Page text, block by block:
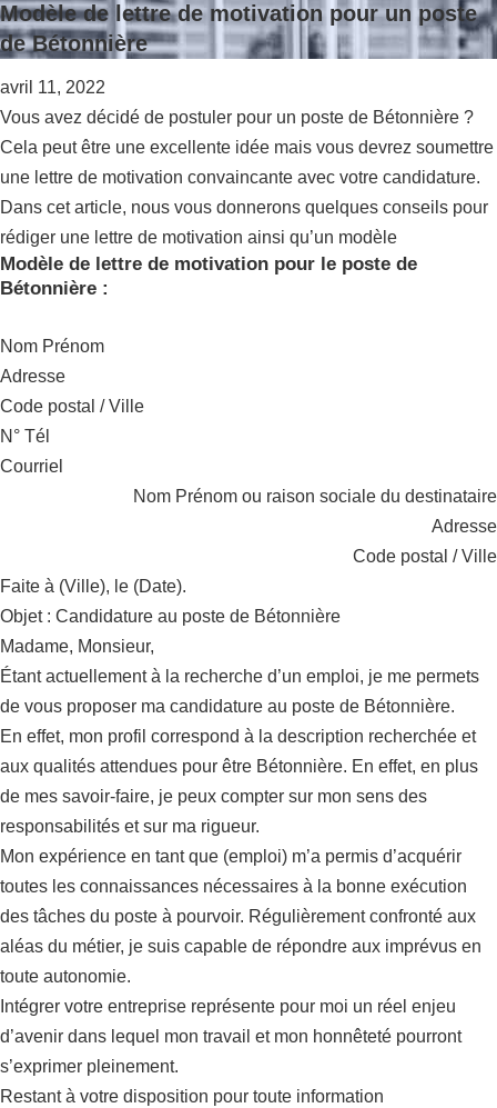
Modèle de lettre de motivation pour un poste
de Bétonnière
avril 11, 2022
Vous avez décidé de postuler pour un poste de Bétonnière ?
Cela peut être une excellente idée mais vous devrez soumettre
une lettre de motivation convaincante avec votre candidature.
Dans cet article, nous vous donnerons quelques conseils pour
rédiger une lettre de motivation ainsi qu’un modèle
Modèle de lettre de motivation pour le poste de
Bétonnière :
Nom Prénom
Adresse
Code postal / Ville
N° Tél
Courriel
Nom Prénom ou raison sociale du destinataire
Adresse
Code postal / Ville
Faite à (Ville), le (Date).
Objet : Candidature au poste de Bétonnière
Madame, Monsieur,
Étant actuellement à la recherche d’un emploi, je me permets
de vous proposer ma candidature au poste de Bétonnière.
En effet, mon profil correspond à la description recherchée et
aux qualités attendues pour être Bétonnière. En effet, en plus
de mes savoir-faire, je peux compter sur mon sens des
responsabilités et sur ma rigueur.
Mon expérience en tant que (emploi) m’a permis d’acquérir
toutes les connaissances nécessaires à la bonne exécution
des tâches du poste à pourvoir. Régulièrement confronté aux
aléas du métier, je suis capable de répondre aux imprévus en
toute autonomie.
Intégrer votre entreprise représente pour moi un réel enjeu
d’avenir dans lequel mon travail et mon honnêteté pourront
s’exprimer pleinement.
Restant à votre disposition pour toute information